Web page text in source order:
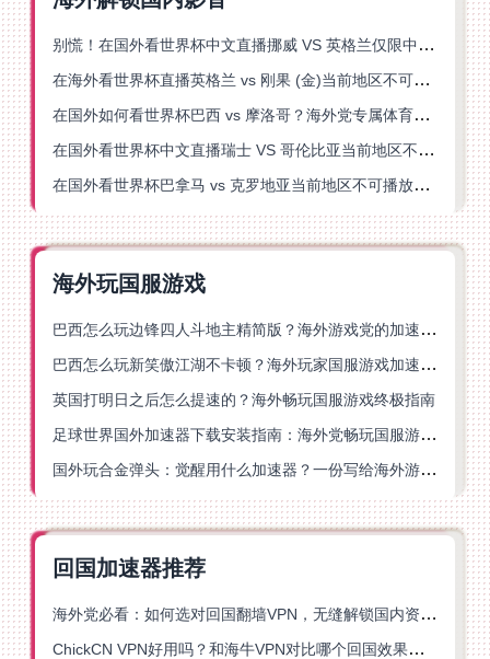
别慌！在国外看世界杯中文直播挪威 VS 英格兰仅限中国大陆？这篇指南帮你搞定
在海外看世界杯直播英格兰 vs 刚果 (金)当前地区不可播放？这篇指南帮你突破所有限制
在国外如何看世界杯巴西 vs 摩洛哥？海外党专属体育观赛指南来了
在国外看世界杯中文直播瑞士 VS 哥伦比亚当前地区不可播放？这篇指南帮你搞定
在国外看世界杯巴拿马 vs 克罗地亚当前地区不可播放？这篇指南帮你轻松解决海外体育直播难题
海外玩国服游戏
巴西怎么玩边锋四人斗地主精简版？海外游戏党的加速器终极选择
巴西怎么玩新笑傲江湖不卡顿？海外玩家国服游戏加速终极指南（附猫和老鼠一梦江湖实测）
英国打明日之后怎么提速的？海外畅玩国服游戏终极指南
足球世界国外加速器下载安装指南：海外党畅玩国服游戏的终极解决方案
国外玩合金弹头：觉醒用什么加速器？一份写给海外游子的畅玩指南
回国加速器推荐
海外党必看：如何选对回国翻墙VPN，无缝解锁国内资源？
ChickCN VPN好用吗？和海牛VPN对比哪个回国效果更好？